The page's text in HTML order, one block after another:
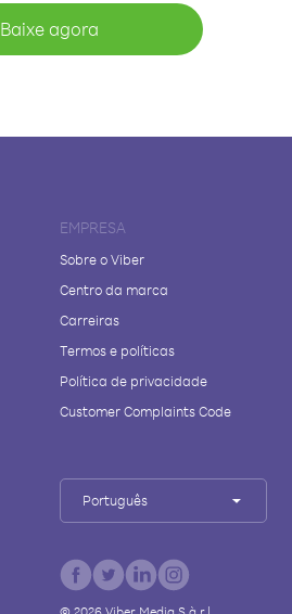
Baixe agora
EMPRESA
Sobre o Viber
Centro da marca
Carreiras
Termos e políticas
Política de privacidade
Customer Complaints Code
Português